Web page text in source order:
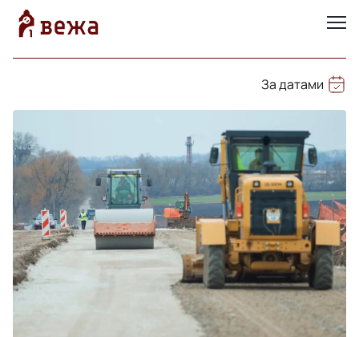
За датами